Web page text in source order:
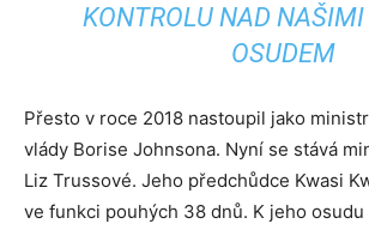
KONTROLU NAD
OSUDEM
Přesto v roce 2018 nastoupil jako
vlády Borise Johnsona. Nyní se stává
Liz Trussové. Jeho předchůdce Kwasi
ve funkci pouhých 38 dnů. K jeho osudu